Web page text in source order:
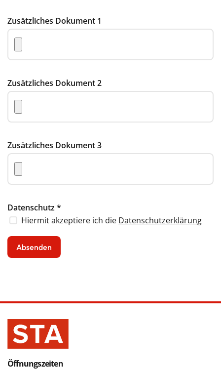
Zusätzliches Dokument 1
Zusätzliches Dokument 2
Zusätzliches Dokument 3
Datenschutz*
Hiermit akzeptiere ich die Datenschutzerklärung
Öffnungszeiten